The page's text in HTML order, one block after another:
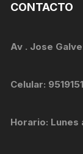
CONTACTO
Av . Jose
Celular:
Horario: Lunes